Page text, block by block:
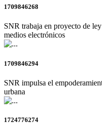
1709846268
SNR trabaja en proyecto de
medios electrónicos
1709846294
SNR impulsa el
urbana
1724776274